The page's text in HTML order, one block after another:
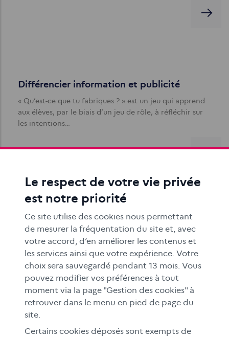
Différencier information et publicité
« Qu’est-ce que tu fabriques ? » est un jeu qui apprend
aux élèves, par le biais d’un jeu de rôle, à réfléchir sur
les intentions…
Petite typologie des publicités cachées
Comment faire passer au mieux un message
publicitaire ? En laissant penser qu’il ne s’agit pas d’un
message publicitaire.
Le respect de votre vie privée
est notre priorité
Ce site utilise des cookies nous permettant
de mesurer la fréquentation du site et, avec
votre accord, d’en améliorer les contenus et
les services ainsi que votre expérience. Votre
choix sera sauvegardé pendant 13 mois. Vous
pouvez modifier vos préférences à tout
moment via la page "Gestion des cookies" à
retrouver dans le menu en pied de page du
site.
Certains cookies déposés sont exempts de